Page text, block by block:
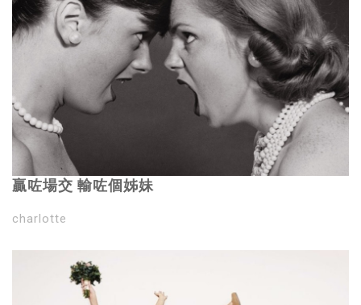
贏咗場交 輸咗個姊妹
charlotte